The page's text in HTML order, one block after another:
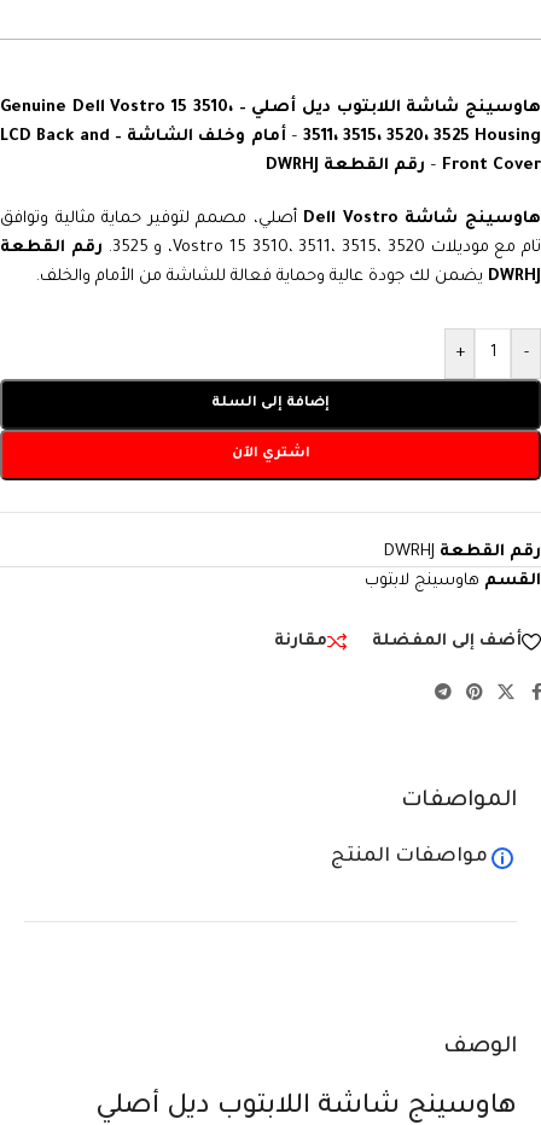
هاوسينج شاشة اللابتوب ديل أصلي – Genuine Dell Vostro 15 3510،
3511، 3515، 3520، 3525 Housing –
أمام وخلف الشاشة – LCD Back and
Front Cover
– رقم القطعة DWRHJ
هاوسينج شاشة Dell Vostro
أصلي، مصمم لتوفير حماية مثالية وتوافق
تام مع موديلات Vostro 15 3510، 3511، 3515، 3520، و 3525.
رقم القطعة
DWRHJ يضمن لك جودة عالية وحماية فعالة للشاشة من الأمام والخلف.
-
+
إضافة إلى السلة
اشتري الآن
رقم القطعة DWRHJ
القسم هاوسينج لابتوب
أضف إلى المفضلة مقارنة
الوصف
هاوسينج شاشة اللابتوب ديل أصلي
المواصفات
مواصفات المنتج